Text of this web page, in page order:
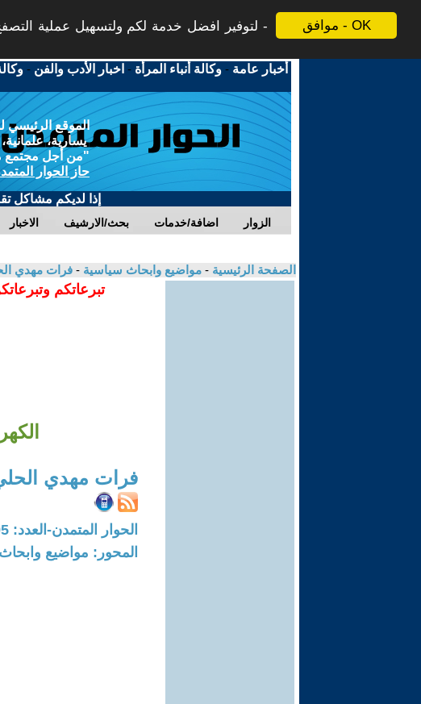
موافق - OK
لتوفير افضل خدمة لكم ولتسهيل عملية
أخبار عامة -وكالة أنباء المرأة - اخبار الأدب والفن -
الموقع الرئيسي
يسارية،
"من أجل مجتمع
حاز الحوار
إذا لديكم مشاكل
الاخبار بحث/الارشيف اضافة/خدمات الزوار
الصفحة الرئيسية - مواضيع وابحاث سياسية - فرات مهدي
تبرعاتكم
فرات مهدي
الحوار المتمدن-العدد: 2695 - 2009 / 7 / 2 - 06:54
المحور: مواضيع